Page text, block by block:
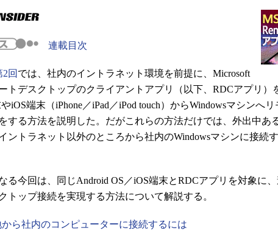
連載目次
2回 では、社内のイントラネット環境を前提に、Microsoft
トデスクトップのクライアントアプリ（以下、RDCアプリ）
iOS端末（iPhone／iPad／iPod touch）からWindowsマシンへ
する方法を説明した。だがこれらの方法だけでは、外出中あ
ントラネット以外のところから社内のWindowsマシンに接続
る今回は、同じAndroid OS／iOS端末とRDCアプリを対象に、
トップ接続を実現する方法について解説する。
ら社内のコンピューターに接続するには